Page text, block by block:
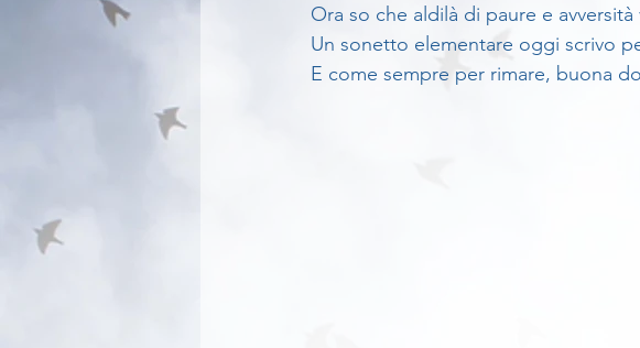
Ora so che aldilà di paure e
Un sonetto elementare oggi scrivo
E come sempre per rimare, buona